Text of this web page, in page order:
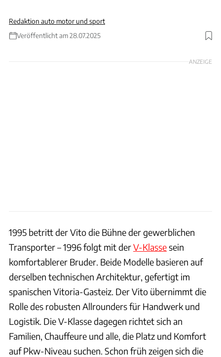
Redaktion auto motor und sport
Veröffentlicht am 28.07.2025
ANZEIGE
1995 betritt der Vito die Bühne der gewerblichen
Transporter – 1996 folgt mit derV-Klassesein
komfortablerer Bruder. Beide Modelle basieren auf
derselben technischen Architektur, gefertigt im
spanischen Vitoria-Gasteiz. Der Vito übernimmt die
Rolle des robusten Allrounders für Handwerk und
Logistik. Die V-Klasse dagegen richtet sich an
Familien, Chauffeure und alle, die Platz und Komfort
auf Pkw-Niveau suchen. Schon früh zeigen sich die